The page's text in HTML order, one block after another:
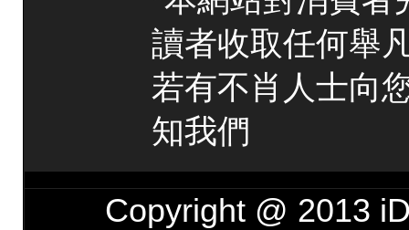
讀者收取任何舉
若有不肖人士向
知我們
Copyright @ 2013